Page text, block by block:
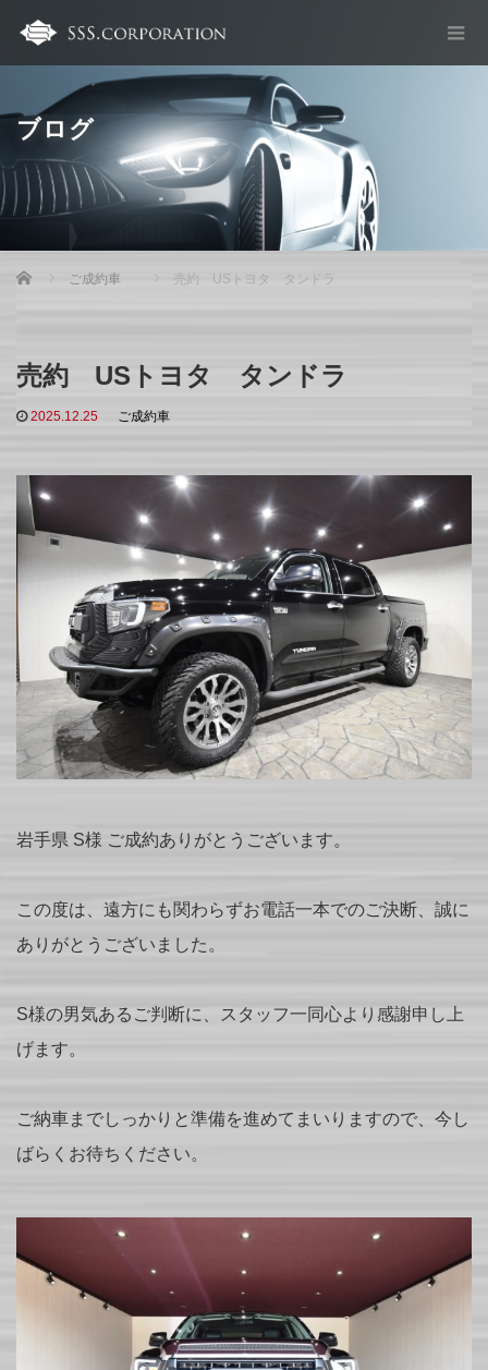
ブログ
Home ご成約車 売約 USトヨタ タンドラ
売約 USトヨタ タンドラ
2025.12.25 ご成約車
岩手県 S様 ご成約ありがとうございます。
この度は、遠方にも関わらずお電話一本でのご決断、誠に
ありがとうございました。
S様の男気あるご判断に、スタッフ一同心より感謝申し上
げます。
ご納車までしっかりと準備を進めてまいりますので、今し
ばらくお待ちください。